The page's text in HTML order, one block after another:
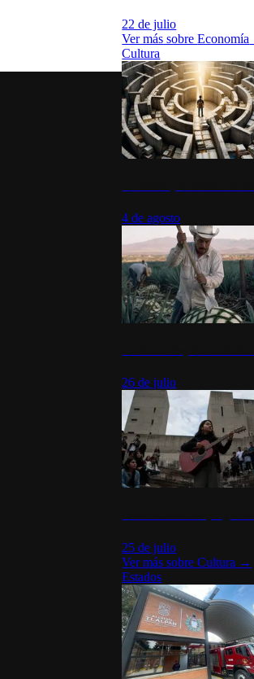
22 de julio
Ver más sobreEconomía
Cultura
4 de agosto
26 de julio
25 de julio
Ver más sobreCultura →
Estados